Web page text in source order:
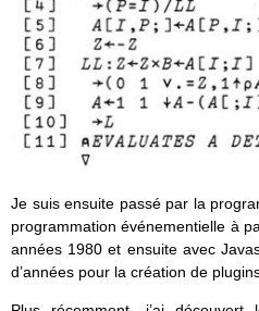
Je suis ensuite passé par la
programmation événementielle à
années 1980 et ensuite avec
d’années pour la création de